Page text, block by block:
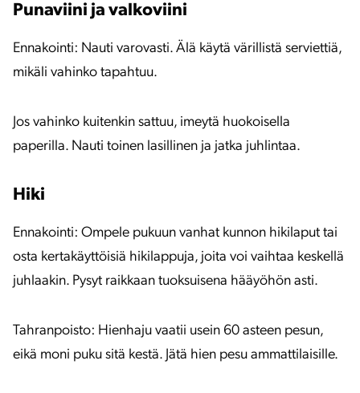
Punaviini ja valkoviini
Ennakointi: Nauti varovasti. Älä käytä värillistä serviettiä,
mikäli vahinko tapahtuu.
Jos vahinko kuitenkin sattuu, imeytä huokoisella
paperilla. Nauti toinen lasillinen ja jatka juhlintaa.
Hiki
Ennakointi: Ompele pukuun vanhat kunnon hikilaput tai
osta kertakäyttöisiä hikilappuja, joita voi vaihtaa keskellä
juhlaakin. Pysyt raikkaan tuoksuisena hääyöhön asti.
Tahranpoisto: Hienhaju vaatii usein 60 asteen pesun,
eikä moni puku sitä kestä. Jätä hien pesu ammattilaisille.